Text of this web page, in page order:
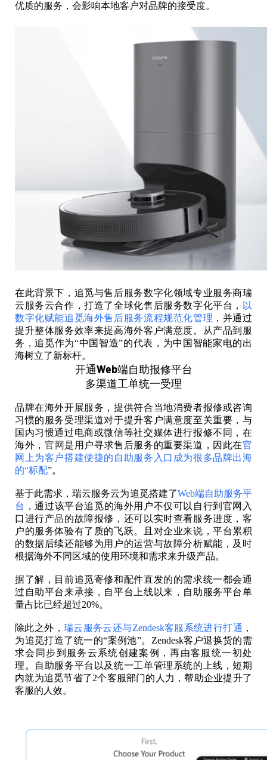
优质的服务，会影响本地客户对品牌的接受度。
在此背景下，追觅与售后服务数字化领域专业服务商瑞
云服务云合作，打造了全球化售后服务数字化平台， 以
数字化赋能追觅海外售后服务流程规范化管理 ，并通过
提升整体服务效率来提高海外客户满意度。从产品到服
务，追觅作为“中国智造”的代表，为中国智能家电的出
海树立了新标杆。
开通Web端自助报修平台
多渠道工单统一受理
品牌在海外开展服务，提供符合当地消费者报修或咨询
习惯的服务受理渠道对于提升客户满意度至关重要，与
国内习惯通过电商或微信等社交媒体进行报修不同，在
海外， 官网 是用户寻求售后服务的重要渠道，因此在官
网上为客户搭建便捷的自助服务入口成为很多品牌出海
的“标配”。
基于此需求，瑞云服务云为追觅搭建了Web端自助服务平
台 ，通过该平台追觅的海外用户不仅可以自行到官网入
口进行产品的故障报修，还可以实时查看服务进度，客
户的服务体验有了质的飞跃。且对企业来说，平台累积
的数据后续还能够为用户的运营与故障分析赋能，及时
根据海外不同区域的使用环境和需求来升级产品。
据了解，目前追觅寄修和配件直发的的需求统一都会通
过自助平台来承接，自平台上线以来，自助服务平台单
量占比已经超过20%。
除此之外， 瑞云服务云还与Zendesk客服系统进行打通 ，
为追觅打造了统一的“案例池”。Zendesk客户退换货的需
求会同步到服务云系统创建案例，再由客服统一初处
理。自助服务平台以及统一工单管理系统的上线，短期
内就为追觅节省了2个客服部门的人力，帮助企业提升了
客服的人效。